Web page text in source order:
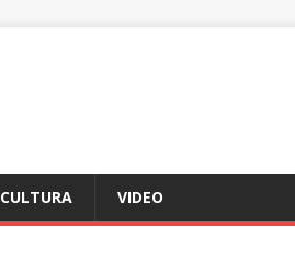
CULTURA VIDEO